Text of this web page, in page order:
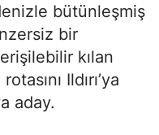
bütünleşmiş
bir
kılan
Ildırı’ya
aday.